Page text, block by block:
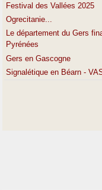
Festival des Vallées 2025
Ogrecitanie...
Le département du Gers
Pyrénées
Gers en Gascogne
Signalétique en Béarn -